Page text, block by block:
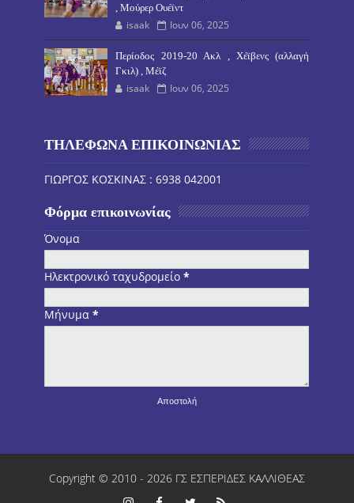
, Μούρερ Ουέϊντ
isaak Ιουν 06, 2025
Περίοδος 2019-20 Ακλ , Χέϊβενς (αλλαγή
Γκιλ) , Μέϊζ
isaak Ιουν 06, 2025
ΤΗΛΕΦΩΝΑ ΕΠΙΚΟΙΝΩΝΙΑΣ
ΓΙΩΡΓΟΣ ΚΟΣΚΙΝΑΣ : 6938 042001
Φόρμα επικοινωνίας
Όνομα
Ηλεκτρονικό ταχυδρομείο*
Μήνυμα*
Copyright © 2010 - 2026 ΓΣ ΕΣΠΕΡΙΔΕΣ ΚΑΛΛΙΘΕΑΣ